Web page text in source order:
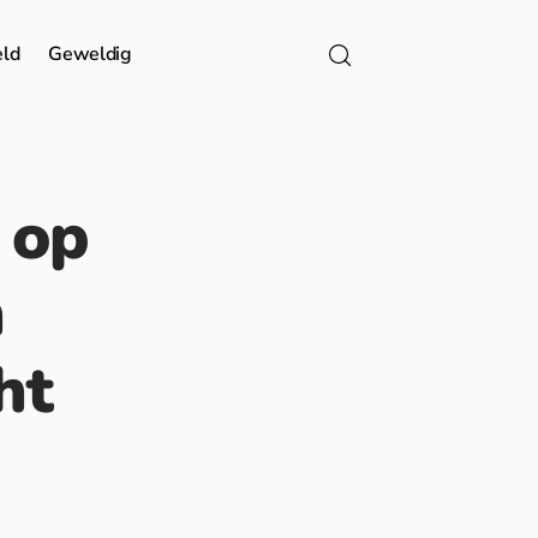
Geweldig